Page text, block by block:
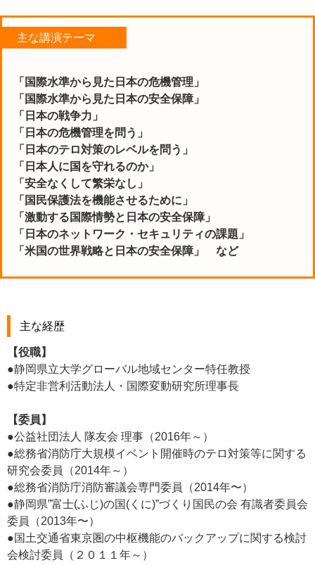
主な講演テーマ
「国際水準から見た日本の危機管理」
「国際水準から見た日本の安全保障」
「日本の戦争力」
「日本の危機管理を問う」
「日本のテロ対策のレベルを問う」
「日本人に国を守れるのか」
「安全なくして繁栄なし」
「国民保護法を機能させるために」
「激動する国際情勢と日本の安全保障」
「日本のネットワーク・セキュリティの課題」
「米国の世界戦略と日本の安全保障」 など
主な経歴
【役職】
●静岡県立大学グローバル地域センター特任教授
●特定非営利活動法人・国際変動研究所理事長
【委員】
●公益社団法人 隊友会 理事（2016年～）
●総務省消防庁大規模イベント開催時のテロ対策等に関する
研究会委員（2014年～）
●総務省消防庁消防審議会専門委員（2014年〜）
●静岡県”富士(ふじ)の国(くに)”づくり国民の会 有識者委員会
委員（2013年〜）
●国土交通省東京圏の中枢機能のバックアップに関する検討
会検討委員（２０１１年～）